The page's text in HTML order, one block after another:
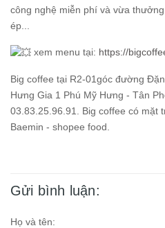
công nghệ miễn phí và vừa
ép...
xem menu tại: https://
Big coffee tại R2-01góc đường
Hưng Gia 1 Phú Mỹ Hưng - Tân
03.83.25.96.91. Big coffee có mặt
Baemin - shopee food.
Gửi bình luận:
Họ và tên: